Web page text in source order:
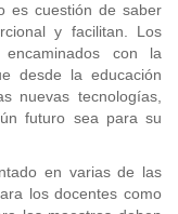
es cuestión de saber
y facilitan. Los
con la
desde la educación
nuevas tecnologías,
futuro sea para su
en varias de las
los docentes como